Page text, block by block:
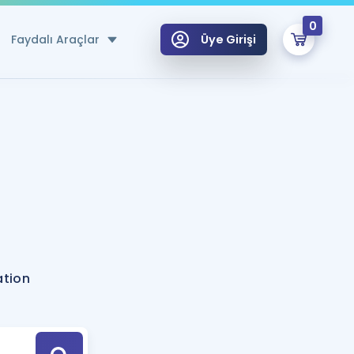
Faydalı Araçlar
Hesaplama Aracı
için Öneriler
Tek Takvimde
Üye Girişi
0
Hoca ile seni sınava hazırlayacak onlarca eğitim seni bekliyor!